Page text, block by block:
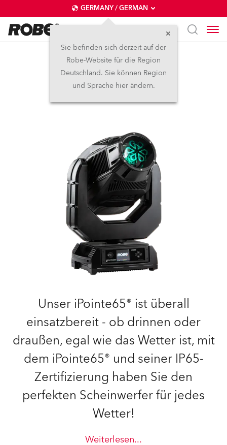
GERMANY / GERMAN
Sie befinden sich derzeit auf der
Robe-Website für die Region
Deutschland. Sie können Region
und Sprache hier ändern.
iPointe65®
Abgekündigt IP65
Unser iPointe65® ist überall
einsatzbereit - ob drinnen oder
draußen, egal wie das Wetter ist, mit
dem iPointe65® und seiner IP65-
Zertifizierung haben Sie den
perfekten Scheinwerfer für jedes
Wetter!
Weiterlesen...